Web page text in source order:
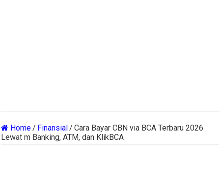
Home/ Finansial/ Cara Bayar CBN via BCA Terbaru 2026
Lewat m Banking, ATM, dan KlikBCA